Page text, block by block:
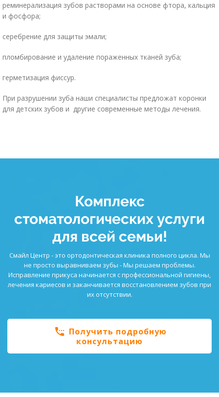
реминерализация зубов растворами на основе фтора, кальция
и фосфора;
серебрение для защиты эмали;
пломбирование и удаление пораженных тканей зуба;
герметизация фиссур.
При разрушении зуба наши специалисты предложат коронки
для детских зубов и другие современные методы лечения.
Комплекс
стоматологических услуги
для всей семьи!
Смайл Центр - это ортодонтическая клиника полного цикла. Мы
не просто выравниваем зубы - Мы решаем проблемы.
Исправление прикуса начинается с профессиональной гигиены,
лечения кариесов и заканчивается восстановлением зубов при
их отсутствии.
settings_phone Получить подробную
консультацию